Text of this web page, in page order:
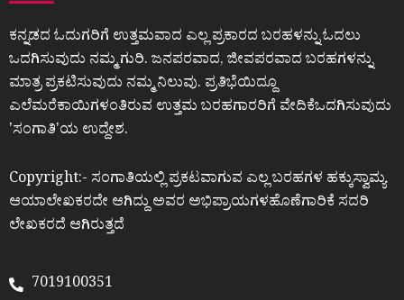
ಕನ್ನಡದ ಓದುಗರಿಗೆ ಉತ್ತಮವಾದ ಎಲ್ಲ ಪ್ರಕಾರದ ಬರಹಳನ್ನು ಓದಲು
ಒದಗಿಸುವುದು ನಮ್ಮ ಗುರಿ. ಜನಪರವಾದ, ಜೀವಪರವಾದ ಬರಹಗಳನ್ನು
ಮಾತ್ರ ಪ್ರಕಟಿಸುವುದು ನಮ್ಮ ನಿಲುವು. ಪ್ರತಿಭೆಯಿದ್ದೂ
ಎಲೆಮರೆಕಾಯಿಗಳಂತಿರುವ ಉತ್ತಮ ಬರಹಗಾರರಿಗೆ ವೇದಿಕೆಒದಗಿಸುವುದು
ʼಸಂಗಾತಿʼಯ ಉದ್ದೇಶ.
Copyright:- ಸಂಗಾತಿಯಲ್ಲಿ ಪ್ರಕಟವಾಗುವ ಎಲ್ಲ ಬರಹಗಳ ಹಕ್ಕುಸ್ವಾಮ್ಯ
ಆಯಾಲೇಖಕರದೇ ಆಗಿದ್ದು ಅವರ ಅಭಿಪ್ರಾಯಗಳಹೊಣೆಗಾರಿಕೆ ಸದರಿ
ಲೇಖಕರದೆ ಆಗಿರುತ್ತದೆ
7019100351